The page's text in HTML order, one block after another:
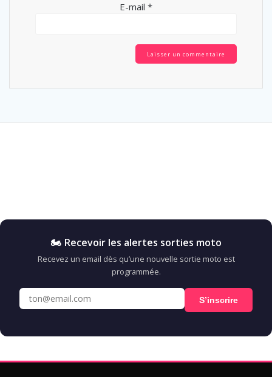
E-mail *
🏍️ Recevoir les alertes sorties moto
Recevez un email dès qu’une nouvelle sortie moto est
programmée.
S’inscrire